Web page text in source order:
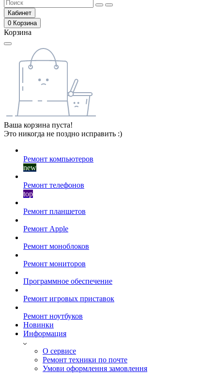
Кабинет
0 Корзина
Корзина
Ваша корзина пуста!
Это никогда не поздно исправить :)
Ремонт компьютеров
new
Ремонт телефонов
top
Ремонт планшетов
Ремонт Apple
Ремонт моноблоков
Ремонт мониторов
Программное обеспечение
Ремонт игровых приставок
Ремонт ноутбуков
Новинки
Информация
О сервисе
Ремонт техники по почте
Умови оформлення замовлення